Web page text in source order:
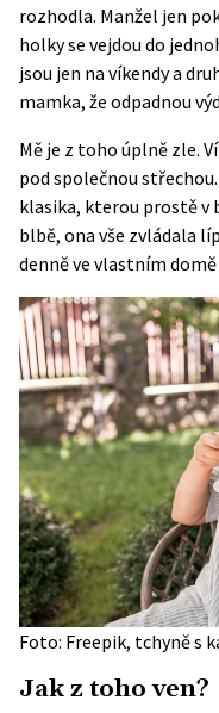
rozhodla. Manžel jen
holky se vejdou do
jsou jen na víkendy a
mamka, že odpadnou
Mě je z toho úplně zle.
pod společnou
klasika, kterou prostě v
blbě, ona vše zvládala
denně ve vlastním domě
Foto: Freepik, tchyně s
Jak z toho ven?